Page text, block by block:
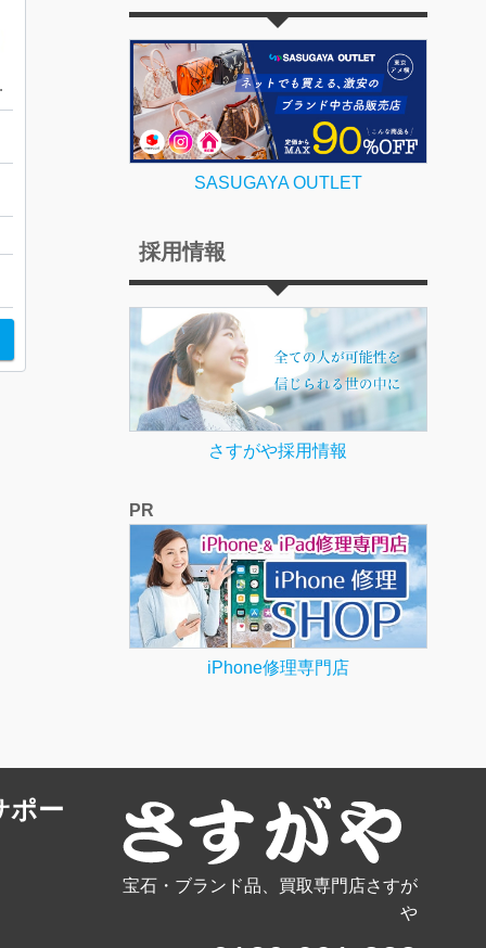
SASUGAYA OUTLET
採用情報
さすがや採用情報
PR
iPhone修理専門店
ポー
宝石・ブランド品、買取専門店さすが
や